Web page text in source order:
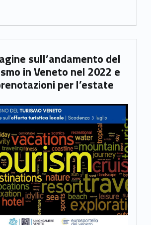
in Veneto nel 2022 e
per l’estate